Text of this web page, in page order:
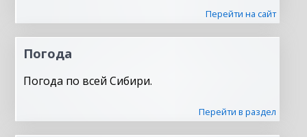
Перейти на сайт
Погода
Погода по всей Сибири.
Перейти в раздел